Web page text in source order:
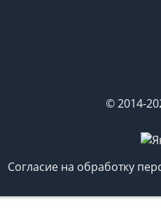
© 2014-
Согласие на обработку